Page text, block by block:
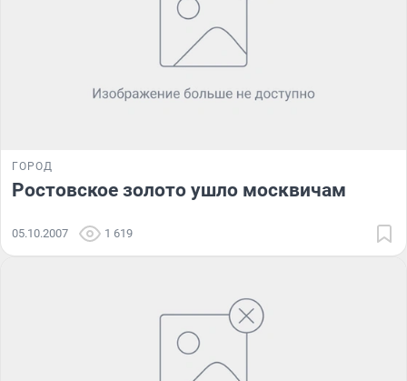
ГОРОД
Ростовское золото ушло москвичам
05.10.2007 1 619